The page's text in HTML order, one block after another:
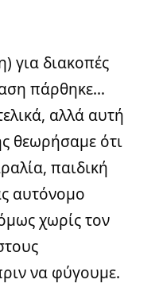
για διακοπές
πάρθηκε…
αλλά αυτή
θεωρήσαμε ότι
παιδική
αυτόνομο
χωρίς τον
να φύγουμε.